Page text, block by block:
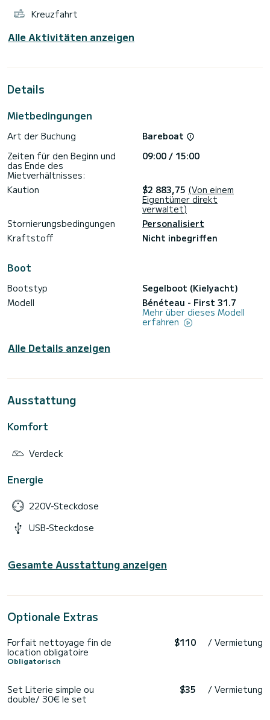
Kreuzfahrt
Alle Aktivitäten anzeigen
Details
Mietbedingungen
Art der Buchung
Bareboat
Zeiten für den Beginn und
das Ende des
Mietverhältnisses:
09:00 / 15:00
Kaution $2 883,75 (Von einem
Eigentümer direkt
verwaltet)
Stornierungsbedingungen
Personalisiert
Kraftstoff
Nicht inbegriffen
Boot
Bootstyp
Segelboot (Kielyacht)
Modell
Bénéteau - First 31.7
Mehr über dieses Modell
erfahren
Alle Details anzeigen
Ausstattung
Komfort
Verdeck
Energie
220V-Steckdose
USB-Steckdose
Gesamte Ausstattung anzeigen
Optionale Extras
Forfait nettoyage fin de
location obligatoire
Obligatorisch
$110 / Vermietung
Set Literie simple ou
double/ 30€ le set
$35 / Vermietung